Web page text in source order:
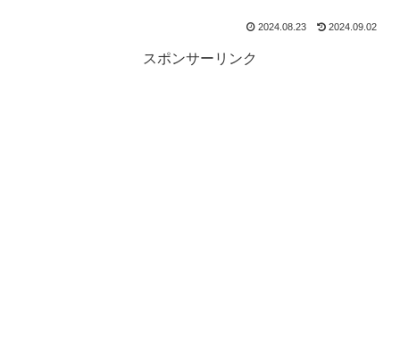
2024.08.23 2024.09.02
スポンサーリンク